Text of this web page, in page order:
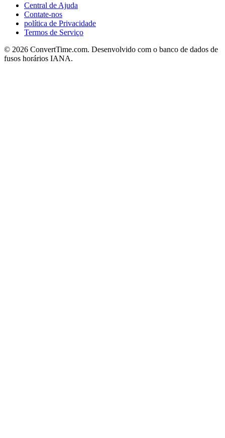
Central de Ajuda
Contate-nos
política de Privacidade
Termos de Serviço
© 2026 ConvertTime.com. Desenvolvido com o banco de dados de
fusos horários IANA.